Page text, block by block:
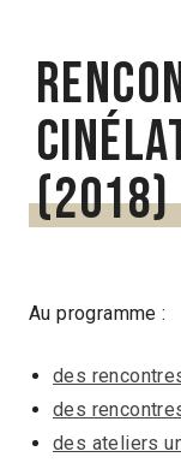
(2018)
Au programme :
des
des
des ateliers